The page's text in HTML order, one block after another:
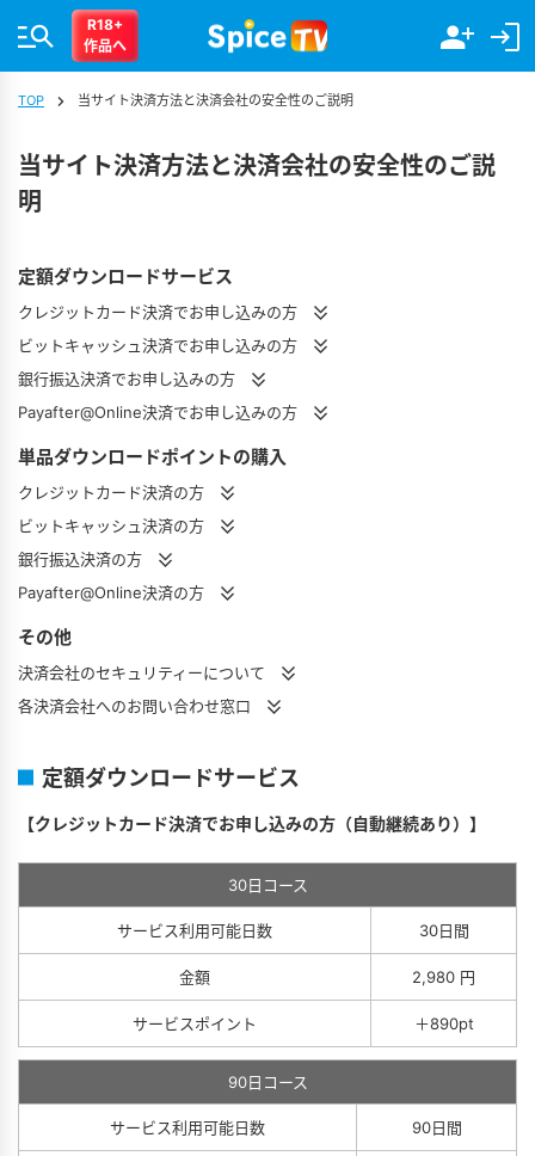
R18+
作品へ
TOP 当サイト決済方法と決済会社の安全性のご説明
当サイト決済方法と決済会社の安全性のご説
明
定額ダウンロードサービス
クレジットカード決済でお申し込みの方
ビットキャッシュ決済でお申し込みの方
銀行振込決済でお申し込みの方
Payafter@Online決済でお申し込みの方
単品ダウンロードポイントの購入
クレジットカード決済の方
ビットキャッシュ決済の方
銀行振込決済の方
Payafter@Online決済の方
その他
決済会社のセキュリティーについて
各決済会社へのお問い合わせ窓口
定額ダウンロードサービス
【クレジットカード決済でお申し込みの方（自動継続あり）】
30日コース
サービス利用可能日数 30日間
金額 2,980 円
サービスポイント ＋890pt
90日コース
サービス利用可能日数 90日間